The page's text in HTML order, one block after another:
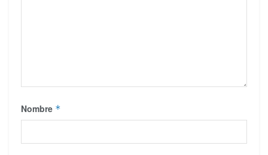
Nombre *